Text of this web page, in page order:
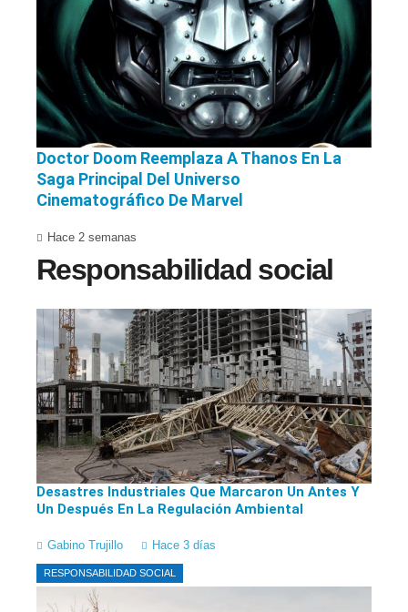
Doctor Doom Reemplaza A Thanos En La
Saga Principal Del Universo
Cinematográfico De Marvel
Hace 2 semanas
Responsabilidad social
Desastres Industriales Que Marcaron Un Antes Y
Un Después En La Regulación Ambiental
Gabino Trujillo Hace 3 días
RESPONSABILIDAD SOCIAL